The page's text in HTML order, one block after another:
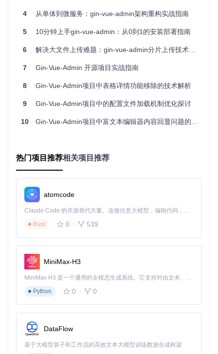
dealerClient.Mobile !=
    mapData[
"mobile" ] = dealerClient.Mobile
// 其他字段处理...
：建议将可能为空的字段定义为指针类型，
条件构建
：通过判断字段是否为nil来决定是否加入更新ma
安全性 ：显式指定更新字段可防止意外覆盖
代码生成器改造
板，默认采用map更新方式
字段设计规范
更新策略
新
这种改进不仅解决了清空数据的问题，还提高了代码的健壮性
和可维护性，是更符合现代Web开发实践的解决方案。
gin-vue-admin
🚀Vite+Vue3+Gin拥有AI辅助的基础开发平台，企业级业务AI+开发解决方案，内置mcp辅助服务，内置skills管理，支持TS和JS混用。它集成了JWT鉴权、权限管理、动态路由、显隐可控组件、分页封装、多点登录拦截、资源权限、上传下载、代码生成器、表单生成器和可配置的导入导出等开发必备功能。
项目地址：
admin
4 从单体到微服务：gin-vue-admin架构重构实战指南
5 10分钟上手gin-vue-admin：从0到1的安装部署指南
6 解决大文件上传难题：gin-vue-admin分片上传技术全解析
7 Gin-Vue-Admin 开源项目实战指南
8 Gin-Vue-Admin项目中表格详情功能移除的技术解析
9 Gin-Vue-Admin项目中的配置文件加载机制优化探讨
10 Gin-Vue-Admin项目中富文本编辑器内容回显问题的分析与解决
热门项目推荐相关项目推荐
atomcode
Claude Code 的开源替代方案。连接任意大模型，编辑代码，运行命令，自动验证 — 全自动执行。用 Rust 构建，极致性能。 ｜ An open-source alternative to Claude Code. Connect any LLM, edit code, run commands, and verify changes — autonomously. Built in Rust for speed. Get Started
Rust
0 539
MiniMax-H3
MiniMax H3 是一个通用的全模态生成系统。它支持对由文本、图像、视频和音频组成的多模态上下文进行统一理解，并能生成分辨率高达 2K、时长可达 15 秒的带原生立体声音频的视频。得益于面向任务泛化的系统设计，H3 在预训练阶段就已具备广泛的多模态上下文理解与生成能力，能够出色地执行复杂的多模态指令。
Python
0 0
DataFlow
基于大模型算子和工作流的高效文本大模型训练数据合成框架